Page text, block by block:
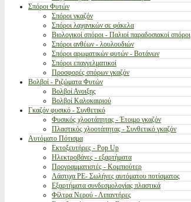
Σπόροι Φυτών
Σπόροι γκαζόν
Σπόροι λαχανικών σε φάκελα
Βιολογικοί σπόροι - Παλιοί παραδοσιακοί σπόροι
Σπόροι ανθέων - λουλουδιών
Σπόροι αρωματικών φυτών - Βοτάνων
Σπόροι επαγγελματικοί
Προσφορές σπόρων γκαζόν
Βολβοί - Ριζώματα Φυτών
Βολβοί Ανοιξης
Βολβοί Καλοκαιριού
Γκαζόν φυσικό - Συνθετικό
Φυσικός χλοοτάπητας - Έτοιμο γκαζόν
Πλαστικός χλοοτάπητας - Συνθετικό γκαζόν
Αυτόματο Πότισμα
Εκτοξευτήρες - Pop Up
Ηλεκτροβάνες - εξαρτήματα
Προγραμματιστές - Κομπιούτερ
Λάστιχα PE- Σωλήνες αυτόματου ποτίσματος
Εξαρτήματα συνδεσμολογίας πλαστικά
Φίλτρα Νερού - Λιπαντήρες